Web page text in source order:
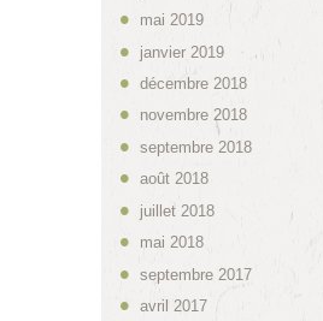
mai2019
janvier 2019
décembre2018
novembre2018
septembre 2018
août2018
juillet 2018
mai2018
septembre 2017
avril 2017